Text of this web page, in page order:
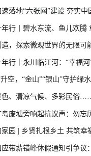
从不问牌子，只问“有罗庆忠
落地“六张网”建设 夯实
行丨碧水东流、鱼儿欢腾
，探索微观世界的无限可
行｜永川临江河：“幸福
空，“金山”“银山”守护绿
色、清凉气候、多彩民俗
岛废墟旁响起抗议声：勿忘
园 | 乡贤扎根乡土 共筑幸
带薪错峰休假通知引争议